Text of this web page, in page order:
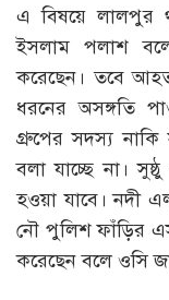
এ বিষয়ে লালপুর
ইসলাম পলাশ
করেছেন। তবে আহত
ধরনের অসঙ্গতি
গ্রুপের সদস্য নাকি
বলা যাচ্ছে না।
হওয়া যাবে। নদী
নৌ পুলিশ ফাঁড়ির
করেছেন বলে ওসি